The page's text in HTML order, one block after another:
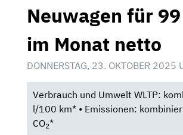
Neuwagen für
im Monat netto
DONNERSTAG, 23. OKTOBER 2025
Verbrauch und Umwelt WLTP:
l/100 km* • Emissionen:
CO2*